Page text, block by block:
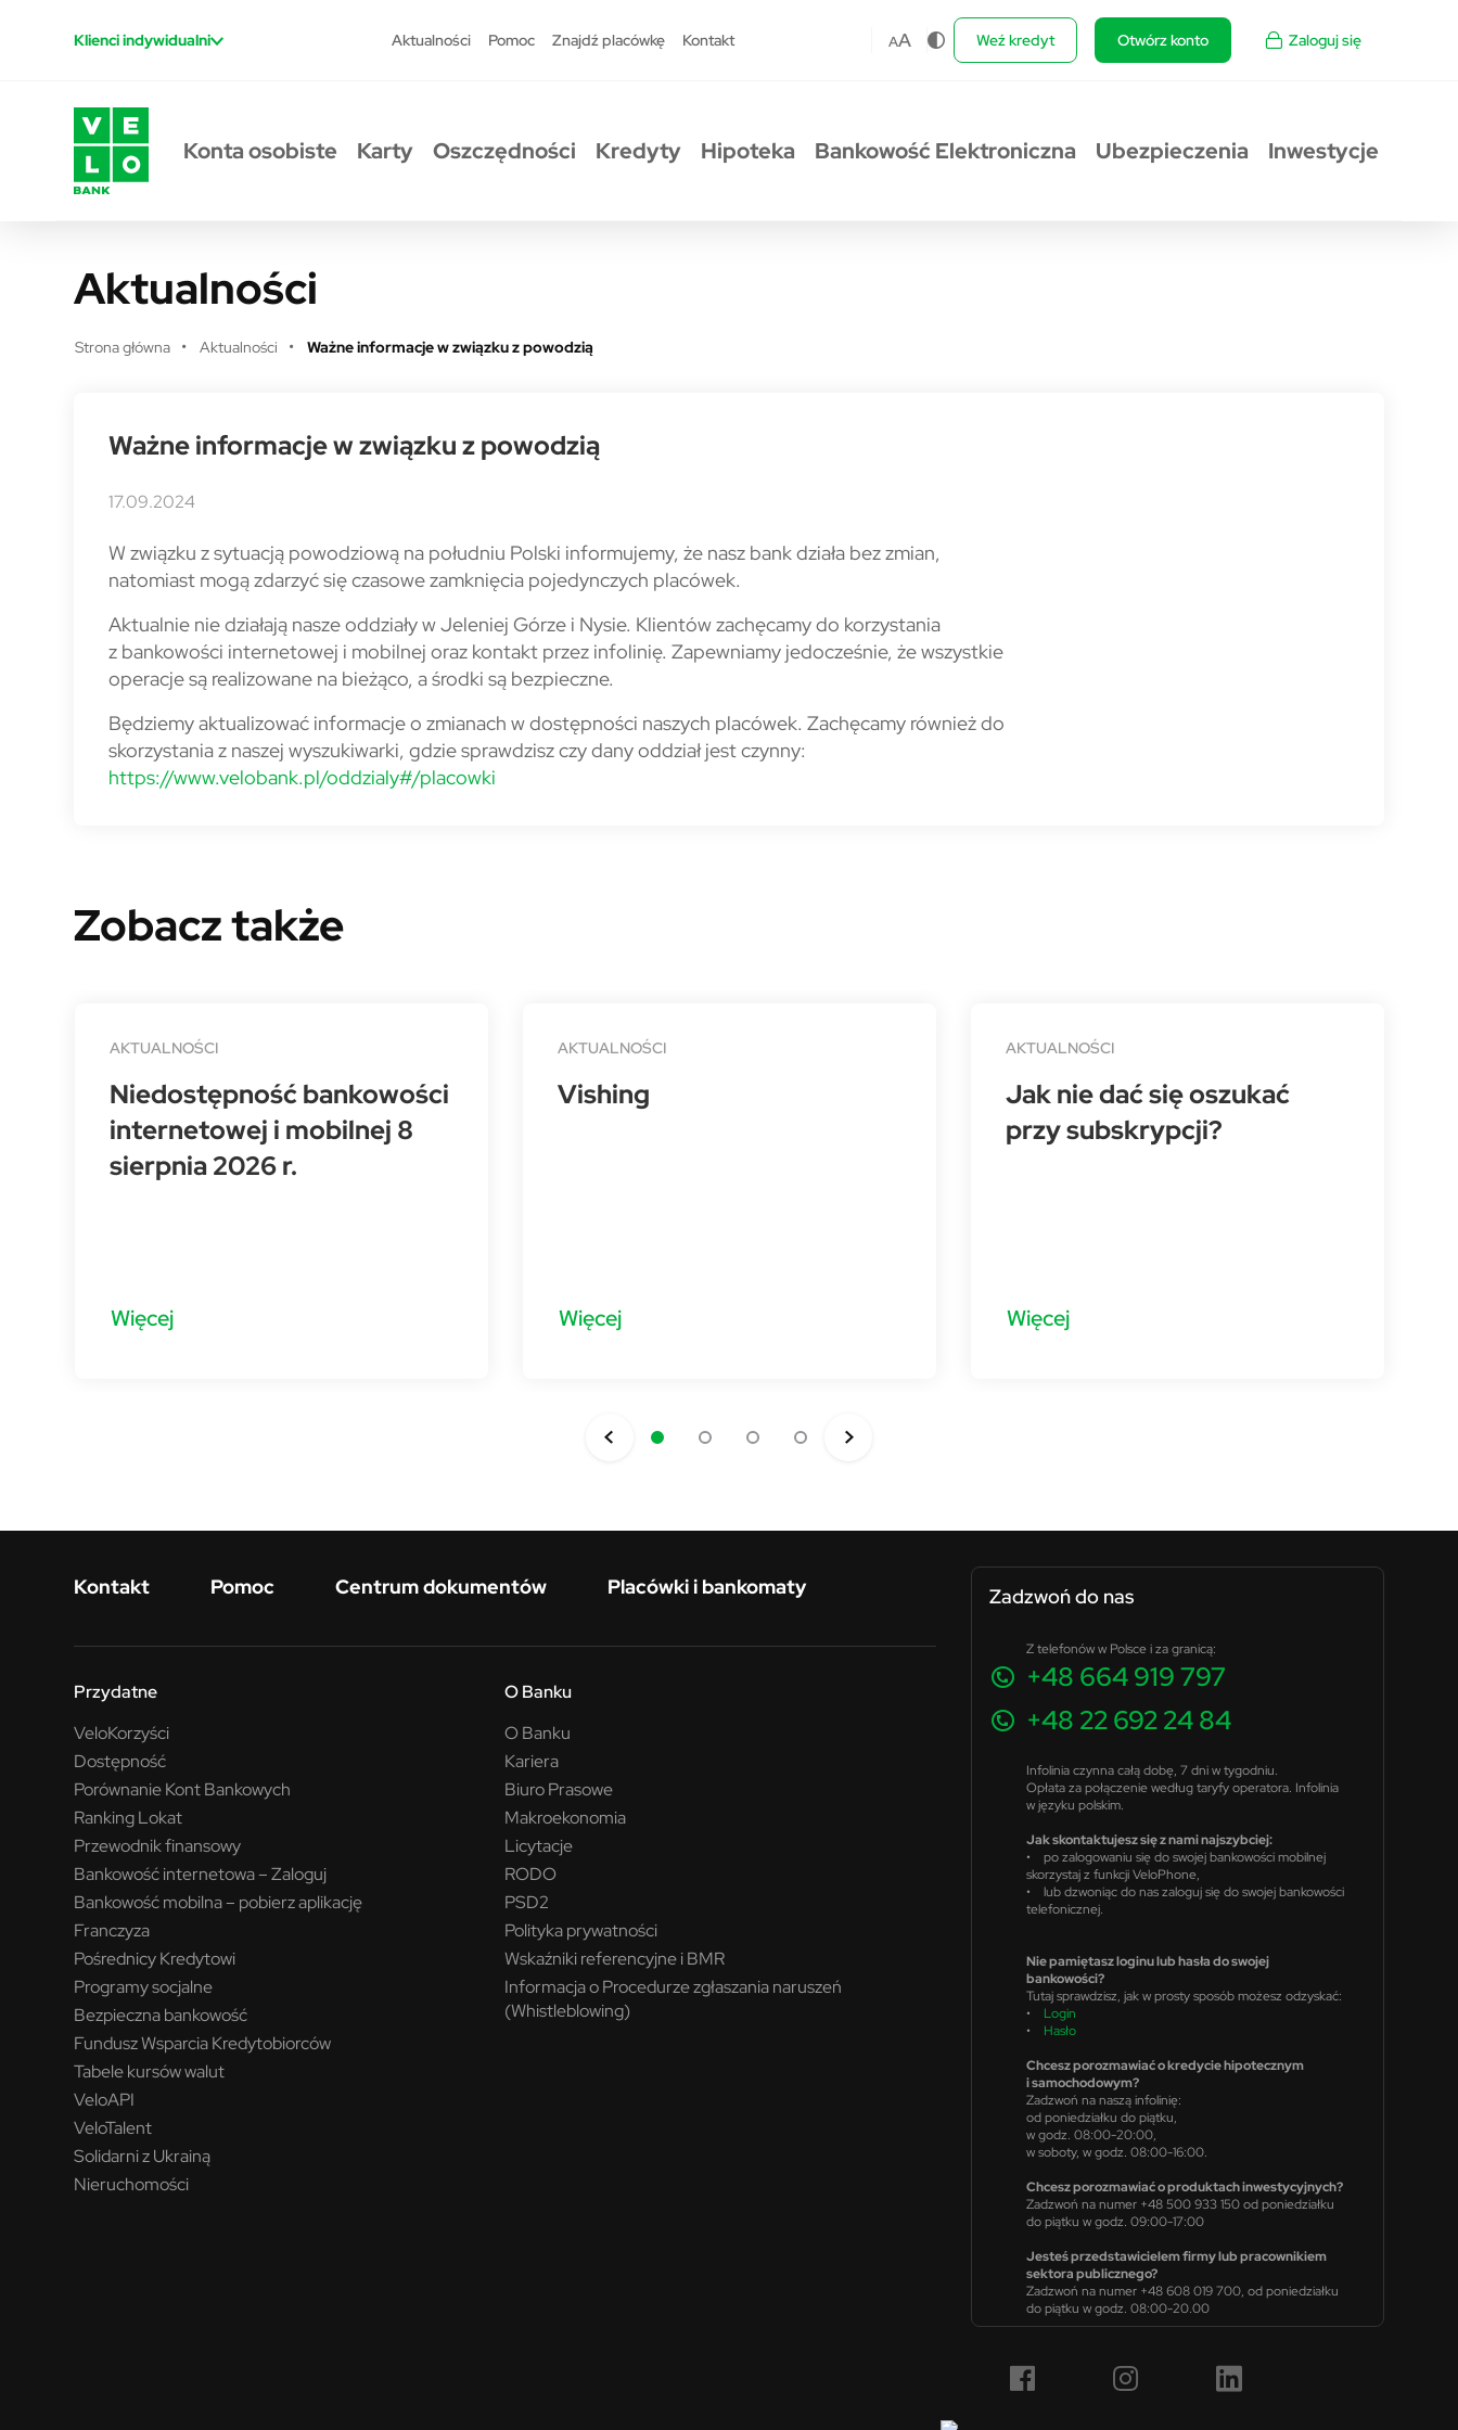
Klienci indywidualni Aktualności Pomoc Znajdź placówkę Kontakt AA Weź kredyt Otwórz konto Zaloguj się
Konta osobiste Karty Oszczędności Kredyty Hipoteka Bankowość Elektroniczna Ubezpieczenia Inwestycje
Aktualności
Strona główna Aktualności Ważne informacje w związku z powodzią
Ważne informacje w związku z powodzią
17.09.2024
W związku z sytuacją powodziową na południu Polski informujemy, że nasz bank działa bez zmian,
natomiast mogą zdarzyć się czasowe zamknięcia pojedynczych placówek.
Aktualnie nie działają nasze oddziały w Jeleniej Górze i Nysie. Klientów zachęcamy do korzystania
z bankowości internetowej i mobilnej oraz kontakt przez infolinię. Zapewniamy jedocześnie, że wszystkie
operacje są realizowane na bieżąco, a środki są bezpieczne.
Będziemy aktualizować informacje o zmianach w dostępności naszych placówek. Zachęcamy również do
skorzystania z naszej wyszukiwarki, gdzie sprawdzisz czy dany oddział jest czynny:
https://www.velobank.pl/oddzialy#/placowki
Zobacz także
AKTUALNOŚCI
Niedostępność bankowości
internetowej i mobilnej 8
sierpnia 2026 r.
Więcej
AKTUALNOŚCI
Vishing
Więcej
AKTUALNOŚCI
Jak nie dać się oszukać
przy subskrypcji?
Więcej
Menu w stopce
Kontakt Pomoc Centrum dokumentów Placówki i bankomaty
Przydatne
VeloKorzyści
Dostępność
Porównanie Kont Bankowych
Ranking Lokat
Przewodnik finansowy
Bankowość internetowa – Zaloguj
Bankowość mobilna – pobierz aplikację
Franczyza
Pośrednicy Kredytowi
Programy socjalne
Bezpieczna bankowość
Fundusz Wsparcia Kredytobiorców
Tabele kursów walut
VeloAPI
VeloTalent
Solidarni z Ukrainą
Nieruchomości
O Banku
O Banku
Kariera
Biuro Prasowe
Makroekonomia
Licytacje
RODO
PSD2
Polityka prywatności
Wskaźniki referencyjne i BMR
Informacja o Procedurze zgłaszania naruszeń
(Whistleblowing)
Zadzwoń do nas
Z telefonów w Polsce i za granicą:
+48 664 919 797
+48 22 692 24 84
Infolinia czynna całą dobę, 7 dni w tygodniu.
Opłata za połączenie według taryfy operatora. Infolinia
w języku polskim.
Jak skontaktujesz się z nami najszybciej:
• po zalogowaniu się do swojej bankowości mobilnej
skorzystaj z funkcji VeloPhone,
• lub dzwoniąc do nas zaloguj się do swojej bankowości
telefonicznej.
Nie pamiętasz loginu lub hasła do swojej
bankowości?
Tutaj sprawdzisz, jak w prosty sposób możesz odzyskać:
• Login
• Hasło
Chcesz porozmawiać o kredycie hipotecznym
i samochodowym?
Zadzwoń na naszą infolinię:
od poniedziałku do piątku,
w godz. 08:00-20:00,
w soboty, w godz. 08:00-16:00.
Chcesz porozmawiać o produktach inwestycyjnych?
Zadzwoń na numer +48 500 933 150 od poniedziałku
do piątku w godz. 09:00-17:00
Jesteś przedstawicielem firmy lub pracownikiem
sektora publicznego?
Zadzwoń na numer +48 608 019 700, od poniedziałku
do piątku w godz. 08:00-20.00